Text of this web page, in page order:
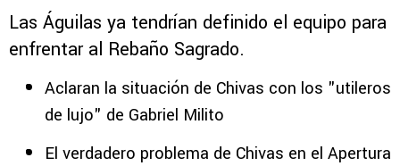
Las Águilas ya tendrían definido el equipo para
enfrentar al Rebaño Sagrado.
Aclaran la situación de Chivas con los "utileros
de lujo" de Gabriel Milito
El verdadero problema de Chivas en el Apertura